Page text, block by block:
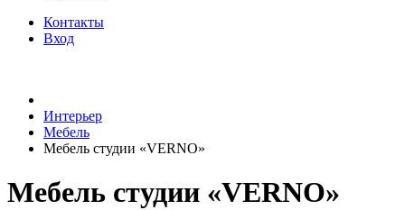
Контакты
Вход
Интерьер
Мебель
Мебель студии «VERNO»
Мебель студии «VERNO»